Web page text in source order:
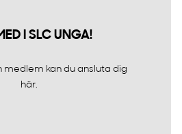
I SLC UNGA!
medlem kan du ansluta dig
här.